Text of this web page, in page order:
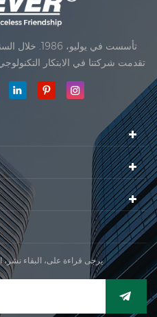
حققت شركتنا هدف الجودة
مقياس
يرجى قراءة على، البقاء نشر، اشترك، ونرحب بكم أن تخبرنا بما تحظى به.